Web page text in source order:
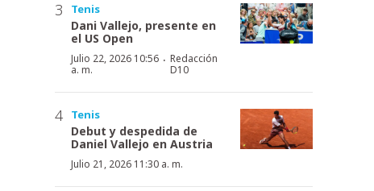
Tenis
Dani Vallejo, presente en
el US Open
Julio 22, 2026 10:56
a. m.
·Redacción
D10
Tenis
Debut y despedida de
Daniel Vallejo en Austria
Julio 21, 2026 11:30 a. m.